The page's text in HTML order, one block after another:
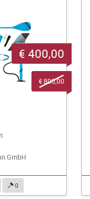
GmbH
0
€ 400,00
€ 800,00